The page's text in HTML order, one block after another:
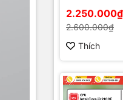
mặt trời
2.250.000₫
2.600.000₫
Thích